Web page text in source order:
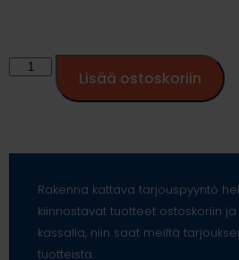
Lisää ostoskoriin
Rakenna kattava tarjouspyyntö
kiinnostavat tuotteet ostoskoriin
kassalla, niin saat meiltä
tuotteista.